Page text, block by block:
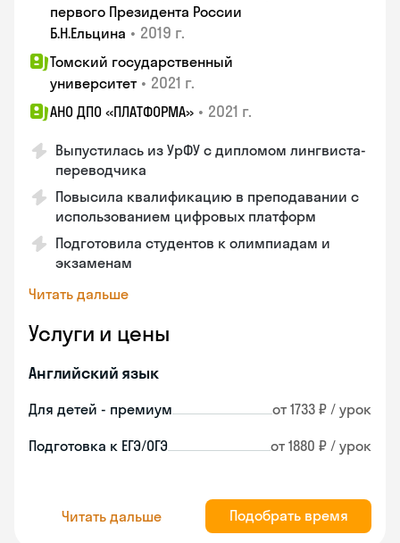
первого Президента России
Б.Н.Ельцина • 2019 г.
Томский государственный
университет • 2021 г.
АНО ДПО «ПЛАТФОРМА» • 2021 г.
Выпустилась из УрФУ с дипломом лингвиста-
переводчика
Повысила квалификацию в преподавании с
использованием цифровых платформ
Подготовила студентов к олимпиадам и
экзаменам
Читать дальше
Услуги и цены
Английский язык
Для детей - премиум от 1733 ₽ / урок
Подготовка к ЕГЭ/ОГЭ от 1880 ₽ / урок
Читать дальше Подобрать время